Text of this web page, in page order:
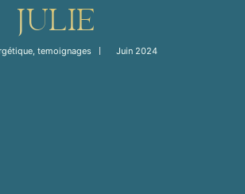
JULIE
, temoignages Juin 2024